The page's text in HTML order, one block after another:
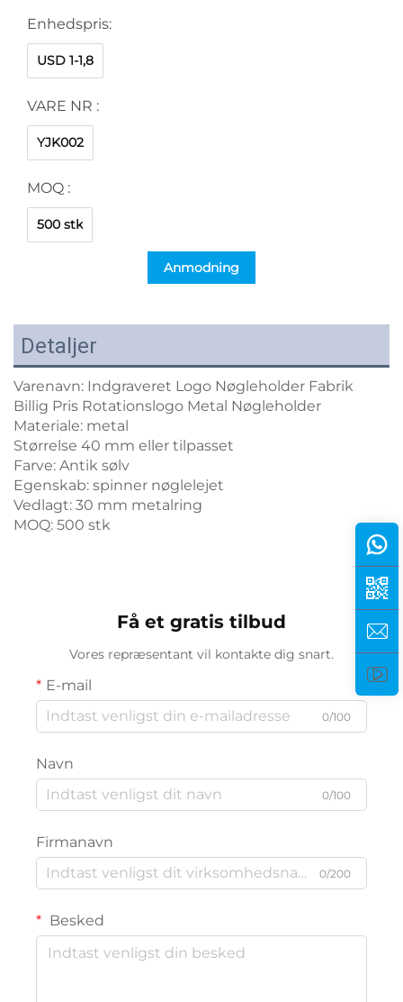
Enhedspris:
USD 1-1,8
VARE NR :
YJK002
MOQ :
500 stk
Anmodning
Detaljer
Varenavn: Indgraveret Logo Nøgleholder Fabrik
Billig Pris Rotationslogo Metal Nøgleholder
Materiale: metal
Størrelse 40 mm eller tilpasset
Farve: Antik sølv
Egenskab: spinner nøglelejet
Vedlagt: 30 mm metalring
MOQ: 500 stk
Få et gratis tilbud
Vores repræsentant vil kontakte dig snart.
E-mail
0/100
Navn
0/100
Firmanavn
0/200
Besked